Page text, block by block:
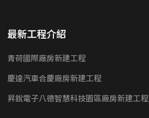
最新工程介紹
青荷國際廠房新建工程
慶達汽車合慶廠房新建工程
昇銳電子八德智慧科技園區廠房新建工程